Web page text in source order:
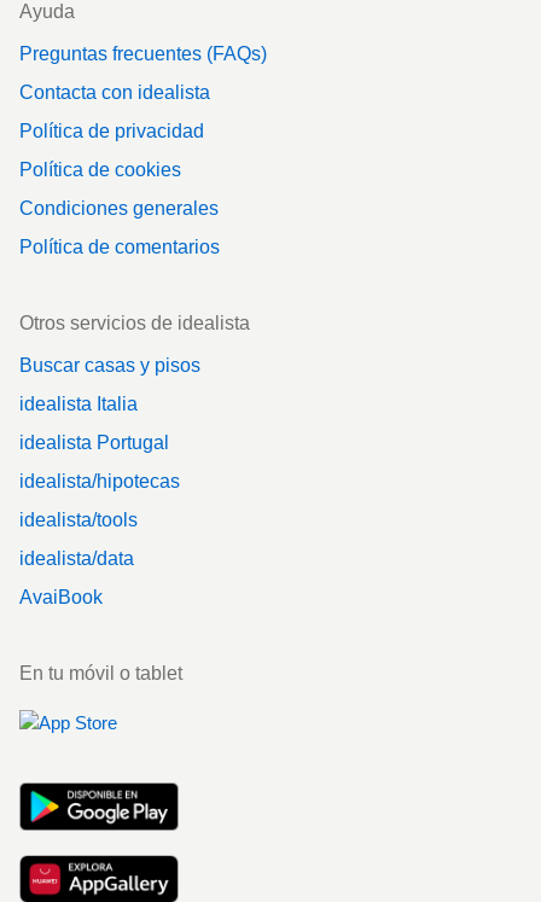
Ayuda
Preguntas frecuentes (FAQs)
Contacta con idealista
Política de privacidad
Política de cookies
Condiciones generales
Política de comentarios
Otros servicios de idealista
Buscar casas y pisos
idealista Italia
idealista Portugal
idealista/hipotecas
idealista/tools
idealista/data
AvaiBook
En tu móvil o tablet